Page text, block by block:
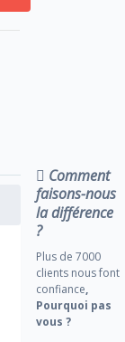
Comment
faisons-nous
la différence
?
Plus de 7000
clients nous font
confiance,
Pourquoi pas
vous ?